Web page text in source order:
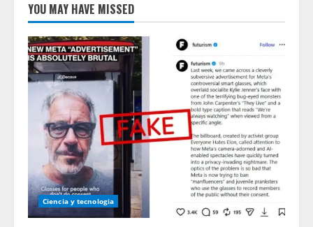
YOU MAY HAVE MISSED
Ciencia y tecnologia